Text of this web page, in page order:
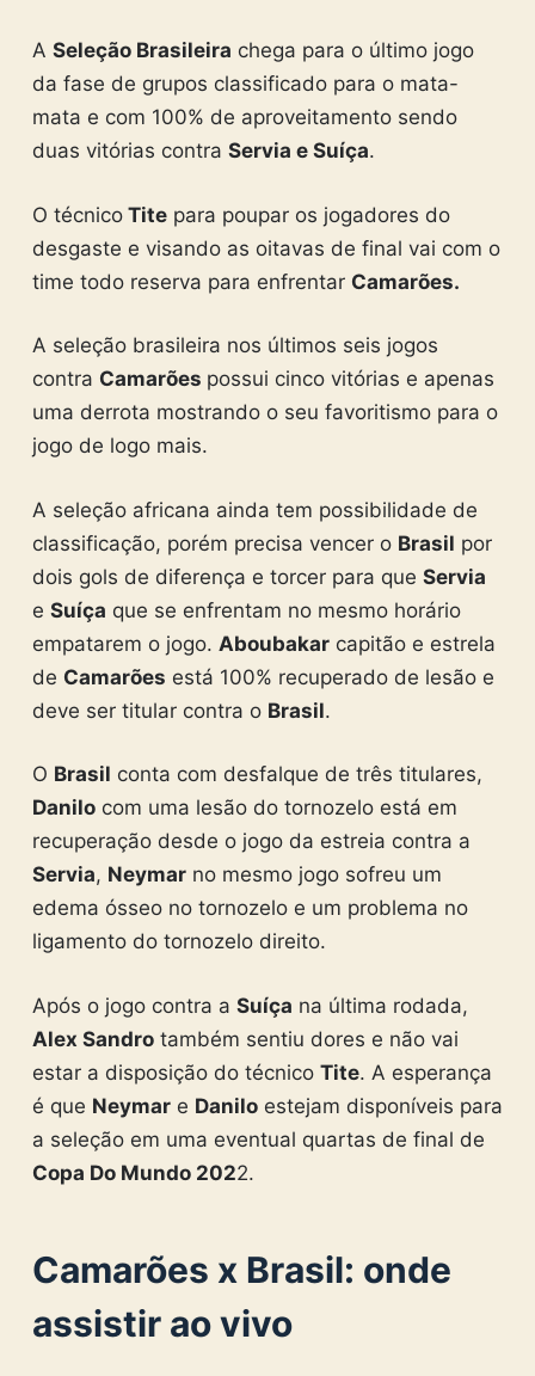
A Seleção Brasileira chega para o último jogo
da fase de grupos classificado para o mata-
mata e com 100% de aproveitamento sendo
duas vitórias contra Servia e Suíça.
O técnicoTitepara poupar os jogadores do
desgaste e visando as oitavas de final vai com o
time todo reserva para enfrentar Camarões.
A seleção brasileira nos últimos seis jogos
contra Camarões possui cinco vitórias e apenas
uma derrota mostrando o seu favoritismo para o
jogo de logo mais.
A seleção africana ainda tem possibilidade de
classificação, porém precisa vencer o Brasil por
dois gols de diferença e torcer para que Servia
e Suíça que se enfrentam no mesmo horário
empatarem o jogo. Aboubakarcapitão e estrela
de Camarões está 100% recuperado de lesão e
deve ser titular contra o Brasil.
O Brasil conta com desfalque de três titulares,
Danilocom uma lesão do tornozelo está em
recuperação desde o jogo da estreia contra a
Servia, Neymarno mesmo jogo sofreu um
edema ósseo no tornozelo e um problema no
ligamento do tornozelo direito.
Após o jogo contra a Suíça na última rodada,
Alex Sandrotambém sentiu dores e não vai
estar a disposição do técnico Tite. A esperança
é que Neymare Daniloestejam disponíveis para
a seleção em uma eventual quartas de final de
Copa Do Mundo 2022.
Camarões x Brasil: onde
assistir ao vivo